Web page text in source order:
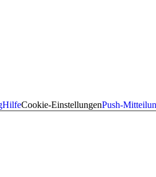
HilfeCookie-EinstellungenPush-